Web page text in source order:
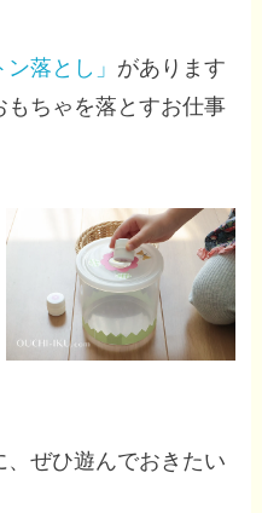
ン落とし」 があります
ちゃを落とすお仕事
ぜひ遊んでおきたい